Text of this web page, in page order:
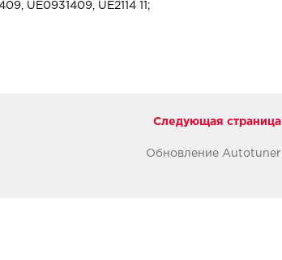
UE0931409, UE2114 11;
Следующая страница
Обновление Autotuner